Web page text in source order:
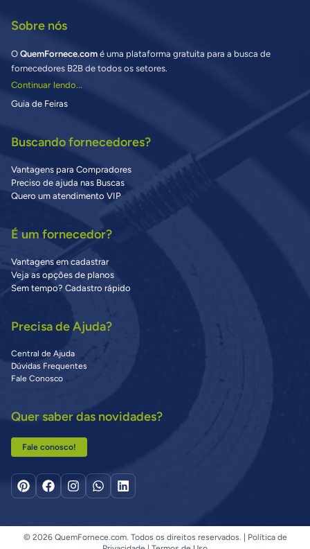
Sobre nós
O QuemFornece.com é uma plataforma gratuita para a busca de
fornecedores B2B de todos os setores.
Continuar lendo...
Guia de Feiras
Buscando fornecedores?
Vantagens para Compradores
Preciso de ajuda nas Buscas
Quero um atendimento VIP
É um fornecedor?
Vantagens em cadastrar
Veja as opções de planos
Sem tempo? Cadastro rápido
Precisa de Ajuda?
Central de Ajuda
Dúvidas Frequentes
Fale Conosco
Quer saber das novidades?
Fale conosco!
© 2026 QuemFornece.com. Todos os direitos reservados. |
Política de